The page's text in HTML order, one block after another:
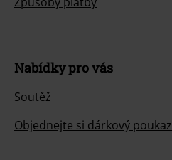
Nabídky pro vás
Soutěž
Objednejte si dárkový poukaz